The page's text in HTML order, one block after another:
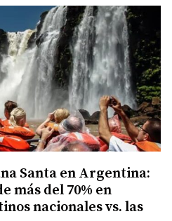
Santa en Argentina:
más del 70% en
nacionales vs. las